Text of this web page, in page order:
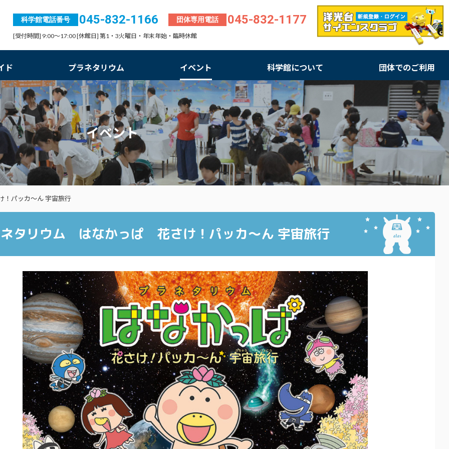
科学館電話番号 045-832-1166 団体専用電話 045-832-1177
[受付時間] 9:00～17:00 [休館日] 第1・3火曜日・年末年始・臨時休館
ド プラネタリウム イベント 科学館について 団体でのご利用
イベント
パッカ～ん 宇宙旅行
タリウム はなかっぱ 花さけ！パッカ～ん 宇宙旅行